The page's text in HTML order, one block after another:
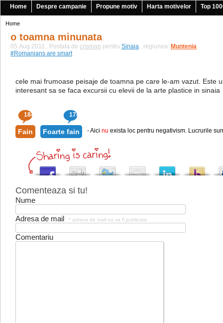
Home Despre campanie Propune motiv Harta motivelor Top
Home
o toamna minunata
05.Aug.2011 . Postata de crisman pentru Sinaia , regiunea Muntenia
|
#Romanians are smart
cele mai frumoase peisaje de toamna pe care le-am vazut. Este
interesant sa se faca excursii cu elevii de la arte plastice in sinaia
184 178
Fain Foarte fain - Aici nu exista loc pentru negativism. Lucrurile
Comenteaza si tu!
Nume
Adresa de mail * adresa de mail nu va fi publicata
Comentariu